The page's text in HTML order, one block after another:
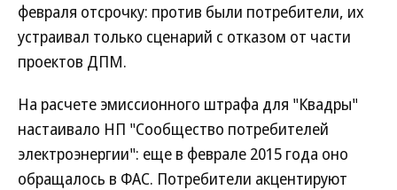
февраля отсрочку: против были потребители, их
устраивал только сценарий с отказом от части
проектов ДПМ.
На расчете эмиссионного штрафа для "Квадры"
настаивало НП "Сообщество потребителей
электроэнергии": еще в феврале 2015 года оно
обращалось в ФАС. Потребители акцентируют